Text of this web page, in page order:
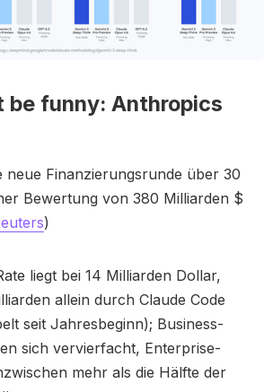
be funny: Anthropics
neue Finanzierungsrunde über 30
Bewertung von 380 Milliarden $
)
liegt bei 14 Milliarden Dollar,
allein durch Claude Code
seit Jahresbeginn); Business-
sich vervierfacht, Enterprise-
mehr als die Hälfte der